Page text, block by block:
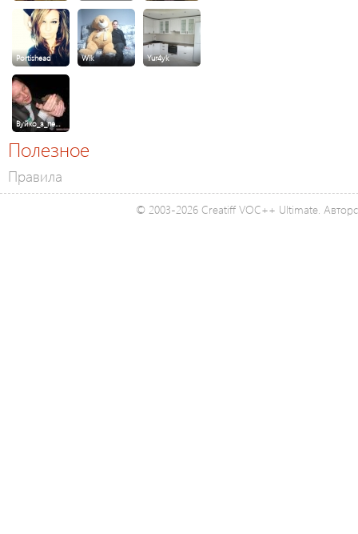
Portishead Wik Yur4yk
Вуйко_з_пе…
Полезное
Правила
© 2003-2026 Creatiff VOC++ Ultimate.